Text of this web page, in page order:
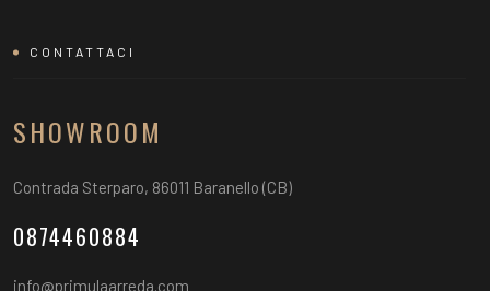
CONTATTACI
SHOWROOM
Contrada Sterparo, 86011 Baranello (CB)
0874460884
info@primulaarreda.com